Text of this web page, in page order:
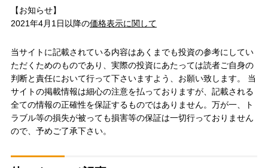
【お知らせ】
2021年4月1日以降の価格表示に関して
当サイトに記載されている内容はあくまでも投資の参考にしてい
ただくためのものであり、実際の投資にあたっては読者ご自身の
判断と責任において行って下さいますよう、お願い致します。 当
サイトの掲載情報は細心の注意を払っておりますが、記載される
全ての情報の正確性を保証するものではありません。万が一、ト
ラブル等の損失が被っても損害等の保証は一切行っておりません
ので、予めご了承下さい。